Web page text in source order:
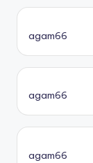
agam66
agam66
agam66